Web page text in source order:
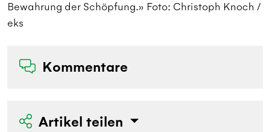
Bewahrung der Schöpfung.» Foto: Christoph Knoch /
eks
Kommentare
Artikel teilen